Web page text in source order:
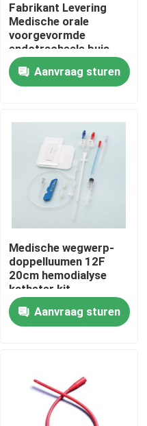
Fabrikant Levering
Medische orale
voorgevormde
endotracheale buis
met manchet luchtweg
Aanvraag sturen
Medische wegwerp-
doppelluumen 12F
20cm hemodialyse
katheter kit
Aanvraag sturen